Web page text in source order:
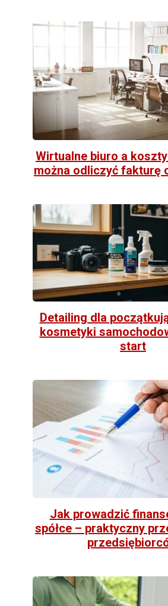
Wirtualne biuro a
można odliczyć fakturę
Detailing dla
kosmetyki
start
Jak prowadzić
spółce – praktyczny